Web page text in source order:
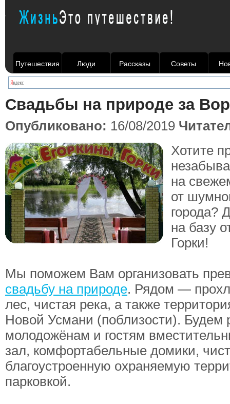
Путешествия Люди Рассказы Советы
Свадьбы на природе за
Опубликовано: 16/08/2019
Хотите
на
от
города?
на базу
Горки!
Мы поможем Вам организовать
свадьбу на природе. Рядом —
лес, чистая река, а также
Новой Усмани (поблизости). Будем
молодожёнам и гостям
зал, комфортабельные домики,
благоустроенную охраняемую
парковкой.